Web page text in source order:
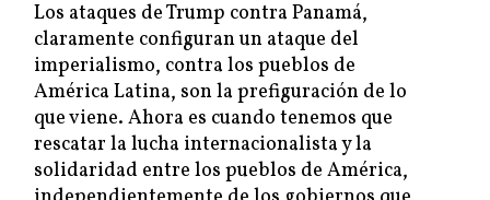
Los ataques de Trump contra Panamá,
claramente configuran un ataque del
imperialismo, contra los pueblos de
América Latina, son la prefiguración de lo
que viene. Ahora es cuando tenemos que
rescatar la lucha internacionalista y la
solidaridad entre los pueblos de América,